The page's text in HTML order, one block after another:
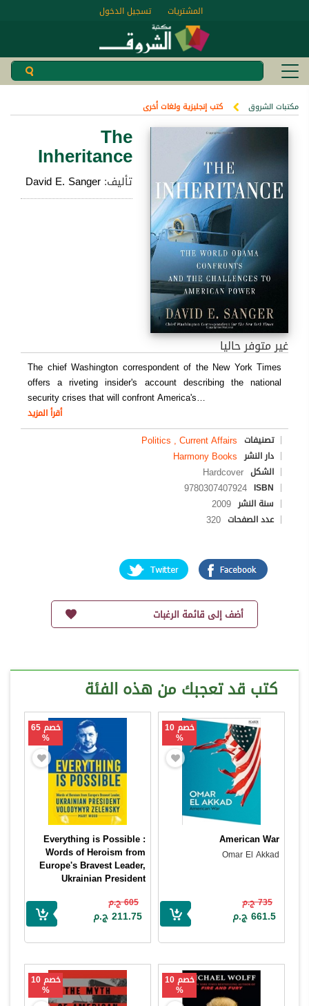
تسجيل الدخول المشتريات
مكتبات الشروق كتب إنجليزية ولغات أخرى
The
Inheritance
تأليف:David E. Sanger
غير متوفر حاليا
The chief Washington correspondent of the New York Times
offers a riveting insider's account describing the national
security crises that will confront America's…
أقرأ المزيد
تصنيفات Politics , Current Affairs
دار النشر Harmony Books
الشكل Hardcover
ISBN
9780307407924
سنة النشر 2009
عدد الصفحات 320
أضف إلى قائمة الرغبات
كتب قد تعجبك من هذه الفئة
خصم 10
%
American War
Omar El Akkad
735 ج.م
661.5 ج.م
خصم 65
%
Everything is Possible :
Words of Heroism from
Europe's Bravest Leader,
Ukrainian President
Mary Wood
605 ج.م
211.75 ج.م
خصم 10
%
خصم 10
%